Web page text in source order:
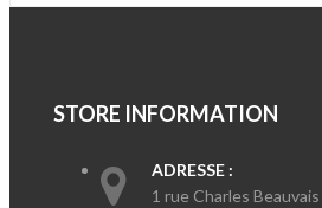
STORE INFORMATION
ADRESSE :
1 rue Charles Beauvais